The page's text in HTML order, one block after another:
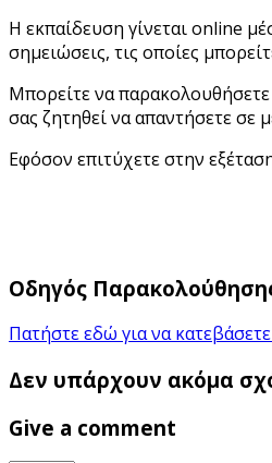
Η εκπαίδευση γίνεται online
σημειώσεις, τις οποίες
Μπορείτε να
σας ζητηθεί να απαντήσετε σε
Εφόσον επιτύχετε στην
Οδηγός
Πατήστε εδώ για να
Δεν υπάρχουν ακόμα
Give a comment